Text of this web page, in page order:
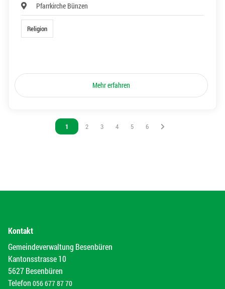
Pfarrkirche Bünzen
Religion
Mehr erfahren
Vous êtes sur la page
1 Vous êtes sur la page
2 Vous êtes sur la page
3 Vous êtes sur la page
4 Vous êtes sur la page
5 Vous êtes sur la page
6
Kontakt
Gemeindeverwaltung Besenbüren
Kantonsstrasse 10
5627 Besenbüren
Telefon 056 677 87 70